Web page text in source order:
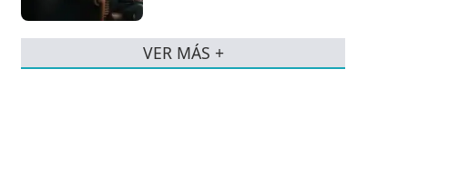
VER MÁS +